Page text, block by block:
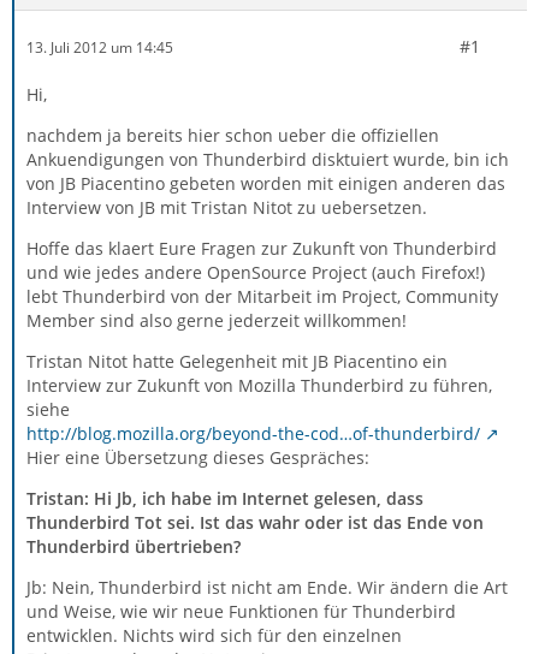
13. Juli 2012 um 14:45 #1
Hi,
nachdem ja bereits hier schon ueber die offiziellen
Ankuendigungen von Thunderbird disktuiert wurde, bin ich
von JB Piacentino gebeten worden mit einigen anderen das
Interview von JB mit Tristan Nitot zu uebersetzen.
Hoffe das klaert Eure Fragen zur Zukunft von Thunderbird
und wie jedes andere OpenSource Project (auch Firefox!)
lebt Thunderbird von der Mitarbeit im Project, Community
Member sind also gerne jederzeit willkommen!
Tristan Nitot hatte Gelegenheit mit JB Piacentino ein
Interview zur Zukunft von Mozilla Thunderbird zu führen,
siehe
http://blog.mozilla.org/beyond-the-cod…of-thunderbird/
Hier eine Übersetzung dieses Gespräches:
Tristan: Hi Jb, ich habe im Internet gelesen, dass
Thunderbird Tot sei. Ist das wahr oder ist das Ende von
Thunderbird übertrieben?
Jb: Nein, Thunderbird ist nicht am Ende. Wir ändern die Art
und Weise, wie wir neue Funktionen für Thunderbird
entwicklen. Nichts wird sich für den einzelnen